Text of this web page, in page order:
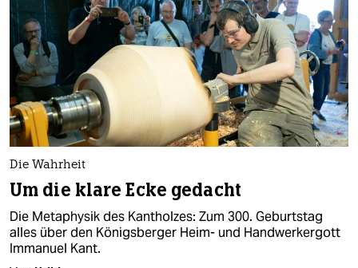
Die Wahrheit
Um die klare Ecke gedacht
Die Metaphysik des Kantholzes: Zum 300. Geburtstag
alles über den Königsberger Heim- und Handwerkergott
Immanuel Kant.